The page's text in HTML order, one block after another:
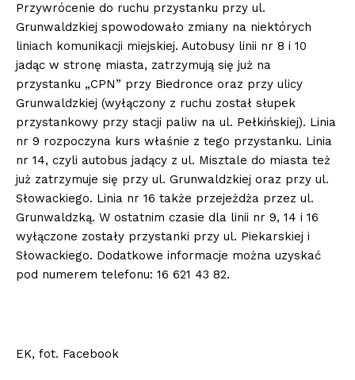
Przywrócenie do ruchu przystanku przy ul.
Grunwaldzkiej spowodowało zmiany na niektórych
liniach komunikacji miejskiej. Autobusy linii nr 8 i 10
jadąc w stronę miasta, zatrzymują się już na
przystanku „CPN” przy Biedronce oraz przy ulicy
Grunwaldzkiej (wyłączony z ruchu został słupek
przystankowy przy stacji paliw na ul. Pełkińskiej). Linia
nr 9 rozpoczyna kurs właśnie z tego przystanku. Linia
nr 14, czyli autobus jadący z ul. Misztale do miasta też
już zatrzymuje się przy ul. Grunwaldzkiej oraz przy ul.
Słowackiego. Linia nr 16 także przejeżdża przez ul.
Grunwaldzką. W ostatnim czasie dla linii nr 9, 14 i 16
wyłączone zostały przystanki przy ul. Piekarskiej i
Słowackiego. Dodatkowe informacje można uzyskać
pod numerem telefonu: 16 621 43 82.
EK, fot. Facebook